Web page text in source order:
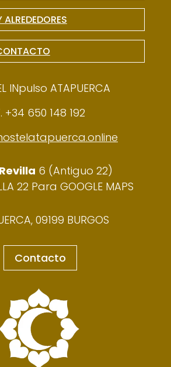
INpulso ATAPUERCA
+34 650 148 192
6 (Antiguo 22)
22 Para GOOGLE MAPS
09199 BURGOS
Contacto